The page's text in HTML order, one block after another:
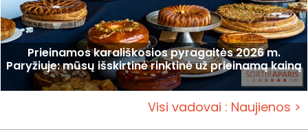
Prieinamos karališkosios pyragaitės 2026 m.
Paryžiuje: mūsų išskirtinė rinktinė už prieinamą kainą
Visi vadovai : Naujienos >